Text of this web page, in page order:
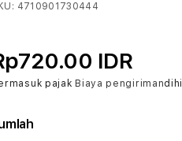
4710901730444
IDR
pajak Biaya pengiriman